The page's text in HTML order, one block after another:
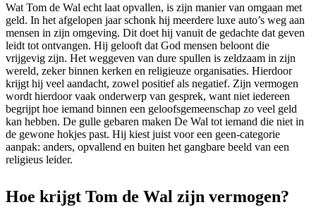
Wat Tom de Wal echt laat opvallen, is zijn manier van omgaan met
geld. In het afgelopen jaar schonk hij meerdere luxe auto’s weg aan
mensen in zijn omgeving. Dit doet hij vanuit de gedachte dat geven
leidt tot ontvangen. Hij gelooft dat God mensen beloont die
vrijgevig zijn. Het weggeven van dure spullen is zeldzaam in zijn
wereld, zeker binnen kerken en religieuze organisaties. Hierdoor
krijgt hij veel aandacht, zowel positief als negatief. Zijn vermogen
wordt hierdoor vaak onderwerp van gesprek, want niet iedereen
begrijpt hoe iemand binnen een geloofsgemeenschap zo veel geld
kan hebben. De gulle gebaren maken De Wal tot iemand die niet in
de gewone hokjes past. Hij kiest juist voor een geen-categorie
aanpak: anders, opvallend en buiten het gangbare beeld van een
religieus leider.
Hoe krijgt Tom de Wal zijn vermogen?